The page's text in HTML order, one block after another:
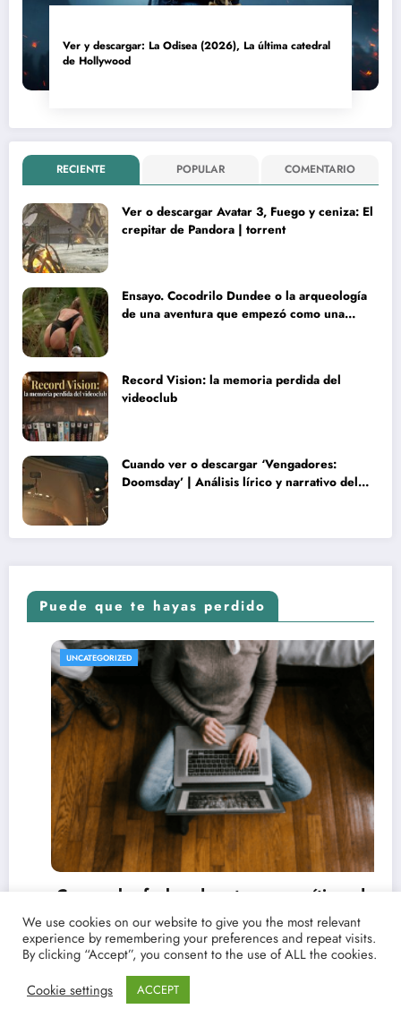
Ver y descargar: La Odisea (2026), La última catedral
de Hollywood
RECIENTE POPULAR COMENTARIO
Ver o descargar Avatar 3, Fuego y ceniza: El
crepitar de Pandora | torrent
Ensayo. Cocodrilo Dundee o la arqueología
de una aventura que empezó como una
Record Vision: la memoria perdida del
videoclub
Cuando ver o descargar ‘Vengadores:
Doomsday’ | Análisis lírico y narrativo del
Puede que te hayas perdido
REVISTA DE CINE | NOTICIAS, IMÁGENES, TRÁILERS, ARTÍCULOS Y
We use cookies on our website to give you the most relevant
experience by remembering your preferences and repeat visits.
By clicking “Accept”, you consent to the use of ALL the cookies.
Cookie settings
ACCEPT